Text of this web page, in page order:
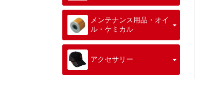
メンテナンス用品・オイ
ル・ケミカル
アクセサリー